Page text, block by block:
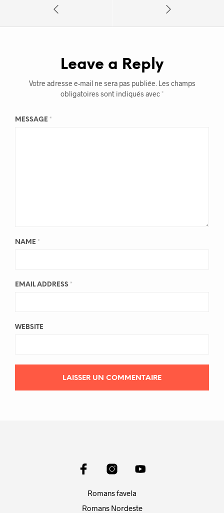
Leave a Reply
Votre adresse e-mail ne sera pas publiée. Les champs
obligatoires sont indiqués avec *
MESSAGE *
NAME *
EMAIL ADDRESS *
WEBSITE
Romans favela
Romans Nordeste